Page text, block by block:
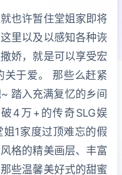
也许暂住堂姐家即将
里以及以感知各种诙
娇，就是可以享受宏
关于爱。 那些么赶紧
踏入充满复忆的乡间
4万+的传奇SLG娱
1家度过顶难忘的假
格的精美画层、丰富
些温馨美好式的甜蜜